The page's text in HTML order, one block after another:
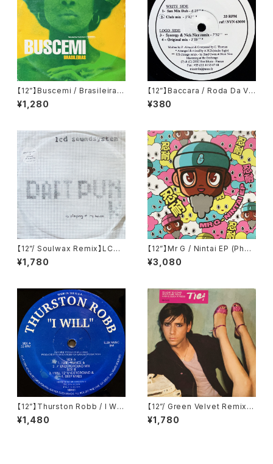
【12”】Buscemi / Brasileiras
(Downsall Plastics) (DSL 0
42)
¥1,280
【12”】Baccara / Roda Da Vi
da (Nice Music) (NVN 630
00)
¥380
【12”/ Soulwax Remix】LCD
Soundsystem / Daft Punk I
s Playing At My House (DF
¥1,780
【12”】Mr G / Nintai EP (Phoe
nix G.) (PG077)
¥3,080
【12”】Thurston Robb / I Will
(Acacia Records) (AR021)
¥1,480
【12”/ Green Velvet Remix】
Tiga / Shoes (Different) (D
IFB 1216T)
¥1,780